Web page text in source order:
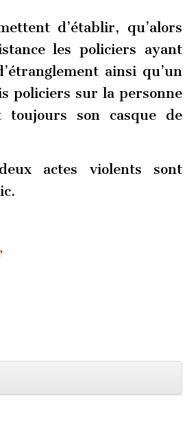
d’établir, qu’alors
les policiers ayant
ainsi qu’un
policiers sur la personne
son casque de
actes violents sont